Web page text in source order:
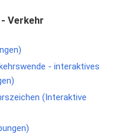
Verkehr
- interaktives
(Interaktive